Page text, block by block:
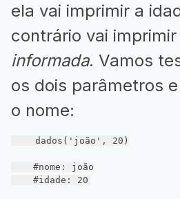
ela vai imprimir a
contrário vai imprimir
informada. Vamos
os dois parâmetros
o nome:
    dados(
'joão' , 20 )
#nome: joão
#idade: 20